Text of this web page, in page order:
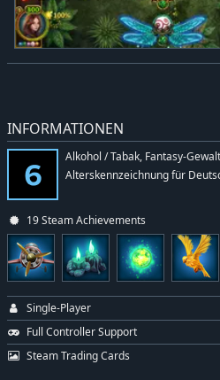
INFORMATIONEN
Alkohol / Tabak, Fantasy-Gewalt
Alterskennzeichnung für
19 Steam Achievements
Single-Player
Full Controller Support
Steam Trading Cards